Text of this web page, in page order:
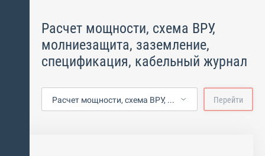
Расчет мощности, схема ВРУ,
молниезащита, заземление,
спецификация, кабельный журнал
Расчет мощности, схема ВРУ, молниезащита, заземление, спецификация, кабельный журнал Перейти